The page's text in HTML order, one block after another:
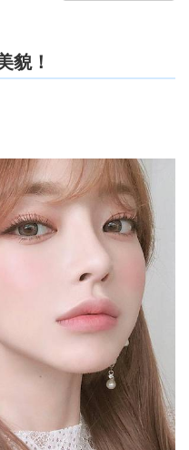
貌！